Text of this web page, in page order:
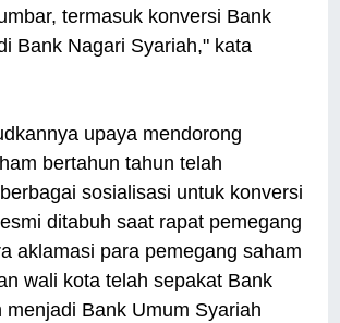
termasuk konversi Bank
Bank Nagari Syariah," kata
upaya mendorong
bertahun tahun telah
sosialisasi untuk konversi
ditabuh saat rapat pemegang
aklamasi para pemegang saham
wali kota telah sepakat Bank
menjadi Bank Umum Syariah